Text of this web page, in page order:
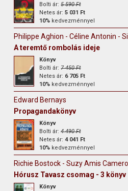
Bolti ár:5 590 Ft
Netes ár:5 031 Ft
10% kedvezménnyel
Philippe Aghion - Céline Antonin -
A teremtő rombolás ideje
Könyv
Bolti ár:7 450 Ft
Netes ár: 6 705 Ft
10% kedvezménnyel
Edward Bernays
Propagandakönyv
Könyv
Bolti ár:4 490 Ft
Netes ár:4 041 Ft
10% kedvezménnyel
Richie Bostock - Suzy Amis
Hórusz Tavasz csomag - 3 könyv
Könyv